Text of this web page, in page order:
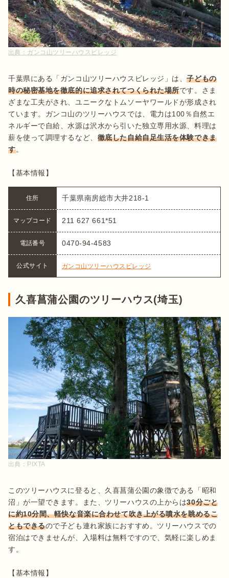
出典： ガンコ山ツリーハウスビレッジ
千葉県にある「ガンコ山ツリーハウスビレッジ」は、子どもの
時の秘密基地を徹底的に追求されてつくられた場所です。さま
ざまな工夫がされ、ユニークなトムソーヤワールドが形成され
ています。ガンコ山のツリーハウスでは、電力は100％自然エ
ネルギーで自給、水源は沢水から引いた独立専用水源、料理は
薪を使って調理するなど、 徹底した自給自足生活を体験できま
す。
【基本情報】
住所 千葉県南房総市大井218-1
マップコード 211 627 661*51
電話番号 0470-94-4583
公式サイト ガンコ山ツリーハウスビレッジ
久喜菖蒲公園のツリーハウス(埼玉)
出典： PIXTA
このツリーハウスに登ると、久喜菖蒲公園の象徴である「昭和
沼」が一望できます。また、ツリーハウスの上からは30分ごと
に約10分間、軽快な音楽に合わせて吹き上がる噴水を眺めるこ
ともできるので子ども連れ家族におすすめ。ツリーハウスでの
宿泊はできませんが、入場料は無料ですので、気軽に楽しめま
す。
【基本情報】